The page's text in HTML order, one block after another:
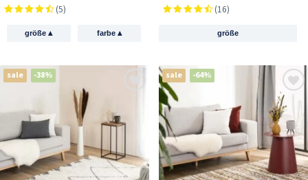
(5)
größe▴ farbe ▴
(16)
größe
sale -38% sale -64%